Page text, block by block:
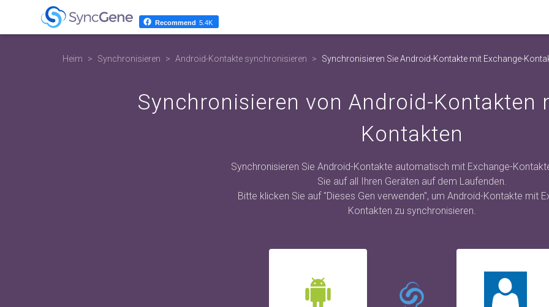
Heim Synchronisieren Android-Kontakte synchronisieren Synchronisieren Sie Android-Kontakte mit Exchange-
Synchronisieren von Android-Kontakten
Kontakten
Synchronisieren Sie Android-Kontakte automatisch mit Exchange-
Sie auf all Ihren Geräten auf dem Laufenden.
Bitte klicken Sie auf "Dieses Gen verwenden", um Android-Kontakte mit
Kontakten zu synchronisieren.
Recommend 5.4K